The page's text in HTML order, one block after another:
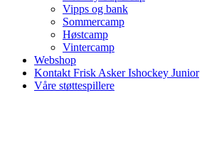
Vipps og bank
Sommercamp
Høstcamp
Vintercamp
Webshop
Kontakt Frisk Asker Ishockey Junior
Våre støttespillere